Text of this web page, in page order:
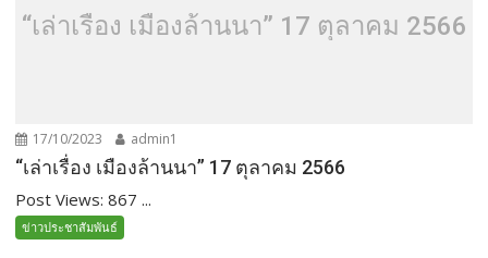
“เล่าเรื่อง เมืองล้านนา” 17 ตุลาคม 2566
17/10/2023 admin1
“เล่าเรื่อง เมืองล้านนา” 17 ตุลาคม 2566
Post Views: 867 ...
ข่าวประชาสัมพันธ์